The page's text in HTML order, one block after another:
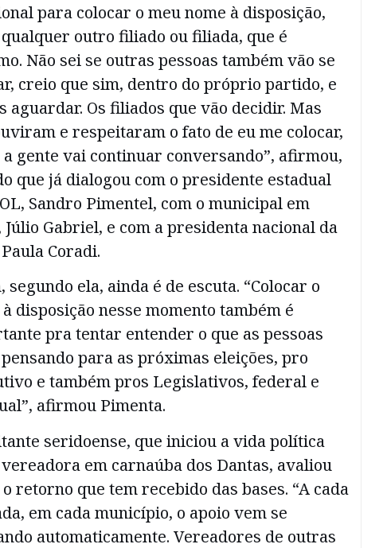
para colocar o meu nome à disposição,
outro filiado ou filiada, que é
Não sei se outras pessoas também vão se
creio que sim, dentro do próprio partido, e
aguardar. Os filiados que vão decidir. Mas
e respeitaram o fato de eu me colocar,
a gente vai continuar conversando”, afirmou,
que já dialogou com o presidente estadual
Sandro Pimentel, com o municipal em
Júlio Gabriel, e com a presidenta nacional da
Coradi.
segundo ela, ainda é de escuta. “Colocar o
disposição nesse momento também é
pra tentar entender o que as pessoas
para as próximas eleições, pro
e também pros Legislativos, federal e
afirmou Pimenta.
seridoense, que iniciou a vida política
em carnaúba dos Dantas, avaliou
retorno que tem recebido das bases. “A cada
em cada município, o apoio vem se
automaticamente. Vereadores de outras